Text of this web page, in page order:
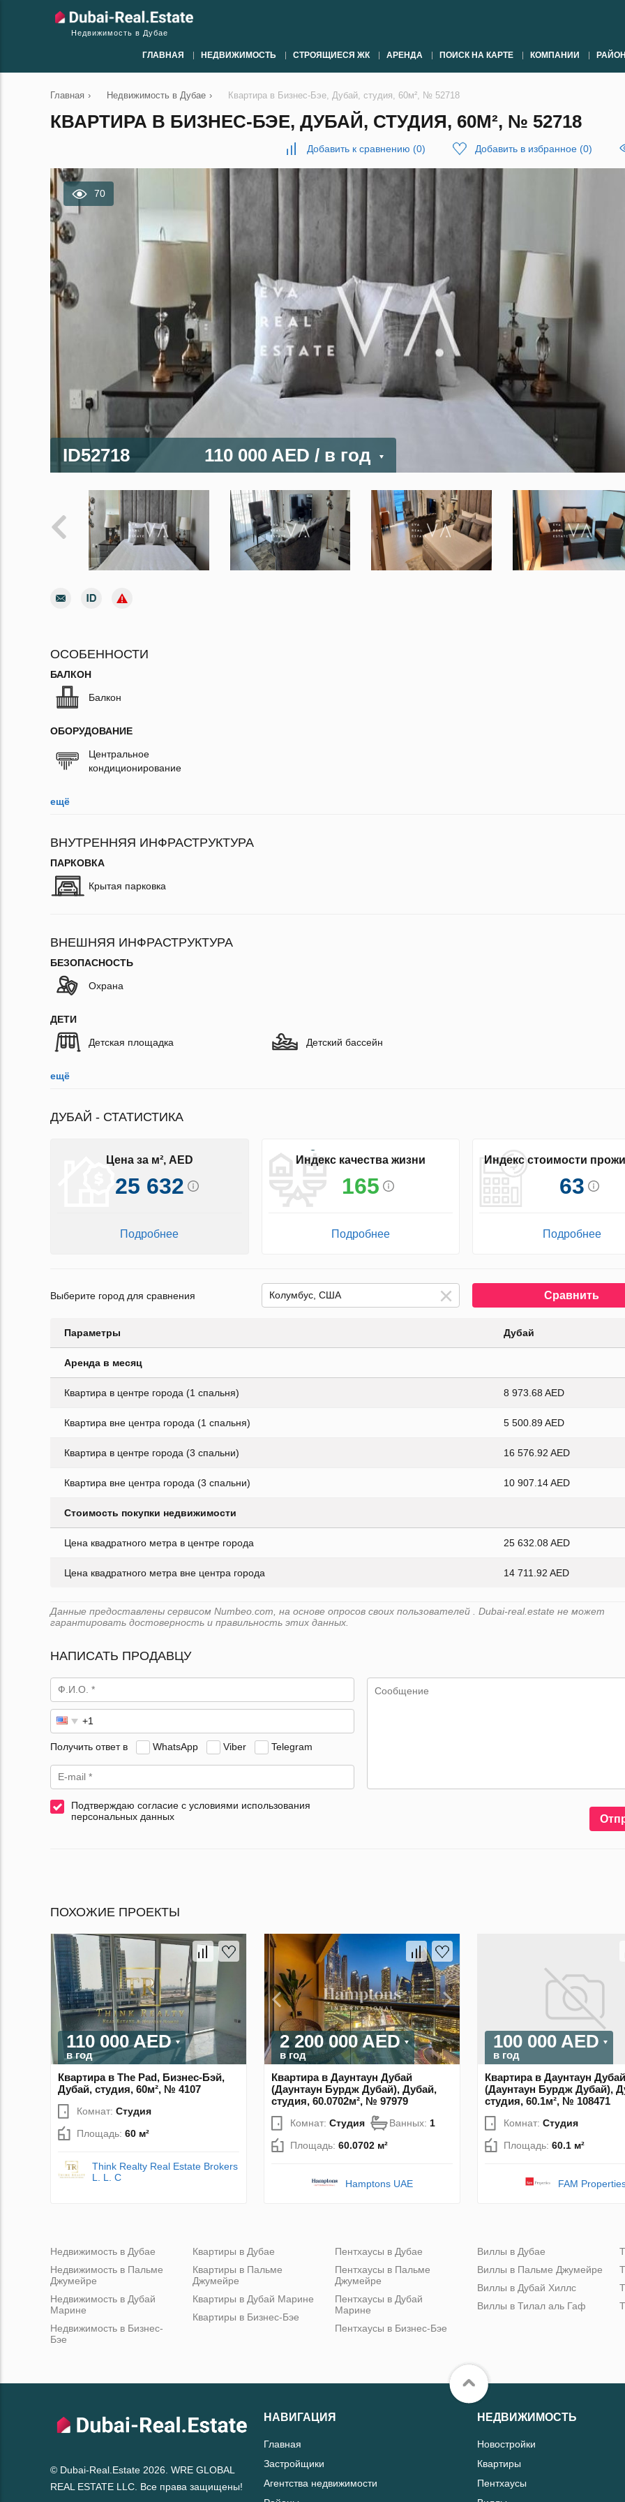
Недвижимость в Дубае
ГЛАВНАЯ НЕДВИЖИМОСТЬ СТРОЯЩИЕСЯ ЖК АРЕНДА ПОИСК НА КАРТЕ КОМПАНИИ
Главная › Недвижимость в Дубае › Квартира в Бизнес-Бэе, Дубай, студия, 60м², № 52718
КВАРТИРА В БИЗНЕС-БЭЕ, ДУБАЙ, СТУДИЯ, 60М², № 52718
Добавить к сравнению (0) Добавить в избранное (0)
70
ID52718 110 000 AED / в год
ОСОБЕННОСТИ
БАЛКОН
Балкон
ОБОРУДОВАНИЕ
Центральное
кондиционирование
ещё
ВНУТРЕННЯЯ ИНФРАСТРУКТУРА
ПАРКОВКА
Крытая парковка
ВНЕШНЯЯ ИНФРАСТРУКТУРА
БЕЗОПАСНОСТЬ
Охрана
ДЕТИ
Детская площадка Детский бассейн
ещё
ДУБАЙ - СТАТИСТИКА
Цена за м², AED
25 632
Подробнее
Индекс качества жизни
165
Подробнее
Индекс стоимости
63
Подробнее
Выберите город для сравнения Сравнить
Параметры Дубай
Аренда в месяц
Квартира в центре города (1 спальня) 8 973.68 AED
Квартира вне центра города (1 спальня) 5 500.89 AED
Квартира в центре города (3 спальни) 16 576.92 AED
Квартира вне центра города (3 спальни) 10 907.14 AED
Стоимость покупки недвижимости
Цена квадратного метра в центре города 25 632.08 AED
Цена квадратного метра вне центра города 14 711.92 AED
Данные предоставлены сервисом Numbeo.com, на основе опросов своих пользователей . Dubai-real.estate не может
гарантировать достоверность и правильность этих данных.
НАПИСАТЬ ПРОДАВЦУ
Получить ответ в WhatsApp Viber Telegram
Подтверждаю согласие с условиями использования
персональных данных
ПОХОЖИЕ ПРОЕКТЫ
110 000 AED
в год
Квартира в The Pad, Бизнес-Бэй,
Дубай, студия, 60м², № 4107
Комнат: Студия
Площадь: 60 м²
Think Realty Real Estate Brokers
L. L. C
2 200 000 AED
в год
Квартира в Даунтаун Дубай
(Даунтаун Бурдж Дубай), Дубай,
студия, 60.0702м², № 97979
Комнат: Студия Ванных: 1
Площадь: 60.0702 м²
Hamptons UAE
100 000 AED
в год
Квартира в Даунтаун Дубай
(Даунтаун Бурдж Дубай),
студия, 60.1м², № 108471
Комнат: Студия
Площадь: 60.1 м²
FAM
Недвижимость в Дубае
Недвижимость в Пальме
Джумейре
Недвижимость в Дубай
Марине
Недвижимость в Бизнес-
Бэе
Квартиры в Дубае
Квартиры в Пальме
Джумейре
Квартиры в Дубай Марине
Квартиры в Бизнес-Бэе
Пентхаусы в Дубае
Пентхаусы в Пальме
Джумейре
Пентхаусы в Дубай
Марине
Пентхаусы в Бизнес-Бэе
Виллы в Дубае
Виллы в Пальме Джумейре
Виллы в Дубай Хиллс
Виллы в Тилал аль Гаф
© Dubai-Real.Estate 2026. WRE GLOBAL
REAL ESTATE LLC. Все права защищены!
НАВИГАЦИЯ
Главная
Застройщики
Агентства недвижимости
НЕДВИЖИМОСТЬ
Новостройки
Квартиры
Пентхаусы